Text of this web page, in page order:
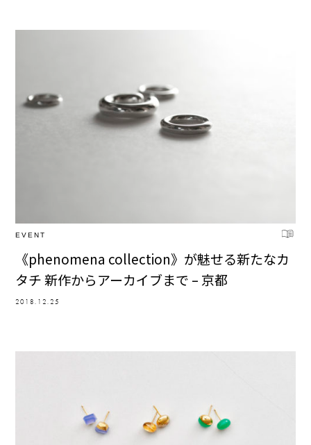
EVENT
《phenomena collection》が魅せる新たなカ
タチ 新作からアーカイブまで – 京都
2018.12.25